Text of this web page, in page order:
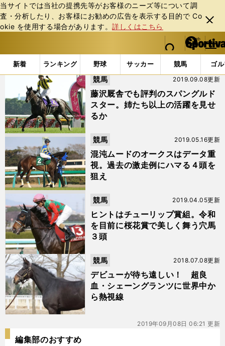
当サイトでは当社の提携先等がお客様のニーズ等について調
査・分析したり、お客様にお勧めの広告を表⽰する⽬的で Co
okie を使⽤する場合があります。詳しくはこちら
閉じ
る
web Sportiva (webスポルティーバ)
検索
マイペ
ー
ジ
メニュ
新着 ランキング 野球 サッカー 競馬 ゴ
b
ス
テ
ィ
ー
バ
「#シェーングランツ」の最新ニュース・ 情報
藤沢厩舎でも評判のスパングルド
スター。姉たち以上の活躍を見せ
るか
2019.09.08更新
競馬
混沌ムードのオークスはデータ重
視。過去の激走例にハマる４頭を
狙え
2019.05.16更新
競馬
ヒントはチューリップ賞組。令和
を目前に桜花賞で美しく舞う穴馬
３頭
2019.04.05更新
競馬
デビューが待ち遠しい！ 超良
血・シェーングランツに世界中か
ら熱視線
2018.07.08更新
競馬
2019年09月08日 06:21 更新
編集部のおすすめ